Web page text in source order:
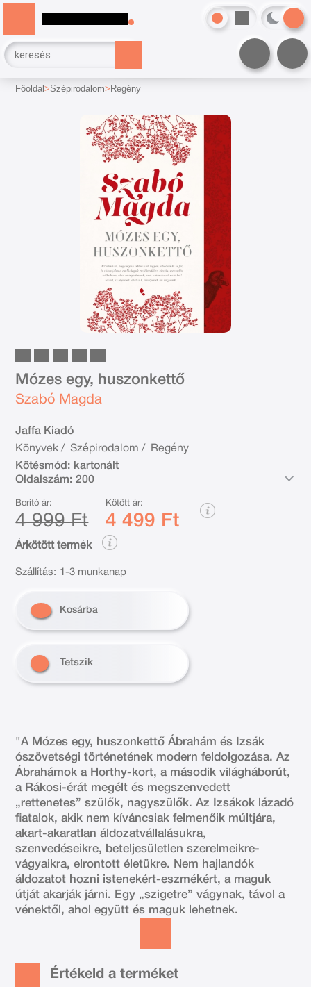
Főoldal Szépirodalom Regény
Mózes egy, huszonkettő
Szabó Magda
Jaffa Kiadó
Könyvek / Szépirodalom /
Regény
Kötésmód: kartonált
Oldalszám: 200
Borító ár:
4 999 Ft
Kötött ár:
4 499 Ft
Árkötött termék
Szállítás: 1-3 munkanap
Kosárba
Tetszik
"A Mózes egy, huszonkettő Ábrahám és Izsák
ószövetségi történetének modern feldolgozása. Az
Ábrahámok a Horthy-kort, a második világháborút,
a Rákosi-érát megélt és megszenvedett
„rettenetes” szülők, nagyszülők. Az Izsákok lázadó
fiatalok, akik nem kíváncsiak felmenőik múltjára,
akart-akaratlan áldozatvállalásukra,
szenvedéseikre, beteljesületlen szerelmeikre-
vágyaikra, elrontott életükre. Nem hajlandók
áldozatot hozni istenekért-eszmékért, a maguk
útját akarják járni. Egy „szigetre” vágynak, távol a
vénektől, ahol együtt és maguk lehetnek.
Értékeld a terméket